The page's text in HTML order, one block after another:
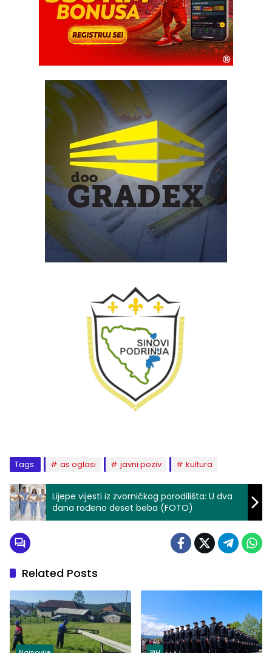
Tags: as oglasi javni poziv kultura
Lijepe vijesti iz zvorničkog porodilišta: U dva
dana rođeno deset beba (FOTO)
Related Posts